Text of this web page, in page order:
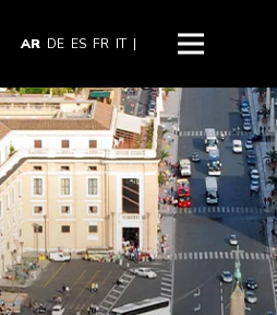
|
IT
FR
ES
DE
AR